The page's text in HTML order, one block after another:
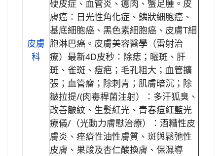
皮膚
科
硬皮症、血管炎、瘜肉、蟹足腫。皮
膚癌：日光性角化症、鱗狀細胞癌、
基底細胞癌、黑色素細胞癌、皮膚T細
胞淋巴癌。皮膚美容醫學（雷射治
療）最新4D皮秒：除痣；曬斑、肝
斑、雀斑、痘疤；毛孔粗大；血管擴
張；血管瘤；除刺青；肌膚暗沉；除
皺拉提/(肉毒桿菌注射）：多汗狐臭、
改善皺紋、生髮紅光、青春痘紅藍光
療儀/（光動力膚慰治療）：酒糟性皮
膚炎、痤瘡性油性膚質、斑與鬆弛性
皮膚、果酸及杏仁酸換膚、保濕導